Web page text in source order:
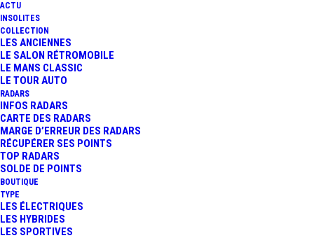
ACTU
INSOLITES
COLLECTION
LES ANCIENNES
LE SALON RÉTROMOBILE
LE MANS CLASSIC
LE TOUR AUTO
RADARS
INFOS RADARS
CARTE DES RADARS
MARGE D’ERREUR DES RADARS
RÉCUPÉRER SES POINTS
TOP RADARS
SOLDE DE POINTS
BOUTIQUE
TYPE
LES ÉLECTRIQUES
LES HYBRIDES
LES SPORTIVES
4 septembre 2018
MARCHÉ FRANÇAIS :